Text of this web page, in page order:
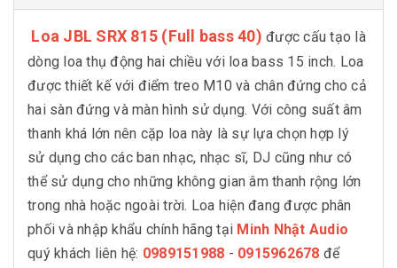
Loa JBL SRX 815 (Full bass 40) được cấu tạo là
dòng loa thụ động hai chiều với loa bass 15 inch. Loa
được thiết kế với điểm treo M10 và chân đứng cho cả
hai sàn đứng và màn hình sử dụng. Với công suất âm
thanh khá lớn nên cặp loa này là sự lựa chọn hợp lý
sử dụng cho các ban nhạc, nhạc sĩ, DJ cũng như có
thể sử dụng cho những không gian âm thanh rộng lớn
trong nhà hoặc ngoài trời. Loa hiện đang được phân
phối và nhập khẩu chính hãng tại Minh Nhật Audio
quý khách liên hệ: 0989151988 - 0915962678 để